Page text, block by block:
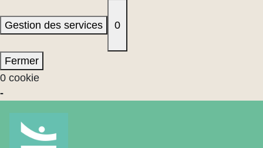
Gestion des services 0
Fermer
0 cookie
-